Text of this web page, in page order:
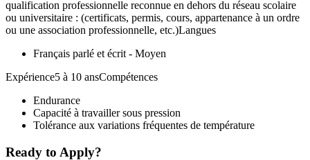
qualification professionnelle reconnue en dehors du réseau scolaire
ou universitaire : (certificats, permis, cours, appartenance à un ordre
ou une association professionnelle, etc.)Langues
Français parlé et écrit - Moyen
Expérience5 à 10 ansCompétences
Endurance
Capacité à travailler sous pression
Tolérance aux variations fréquentes de température
Ready to Apply?